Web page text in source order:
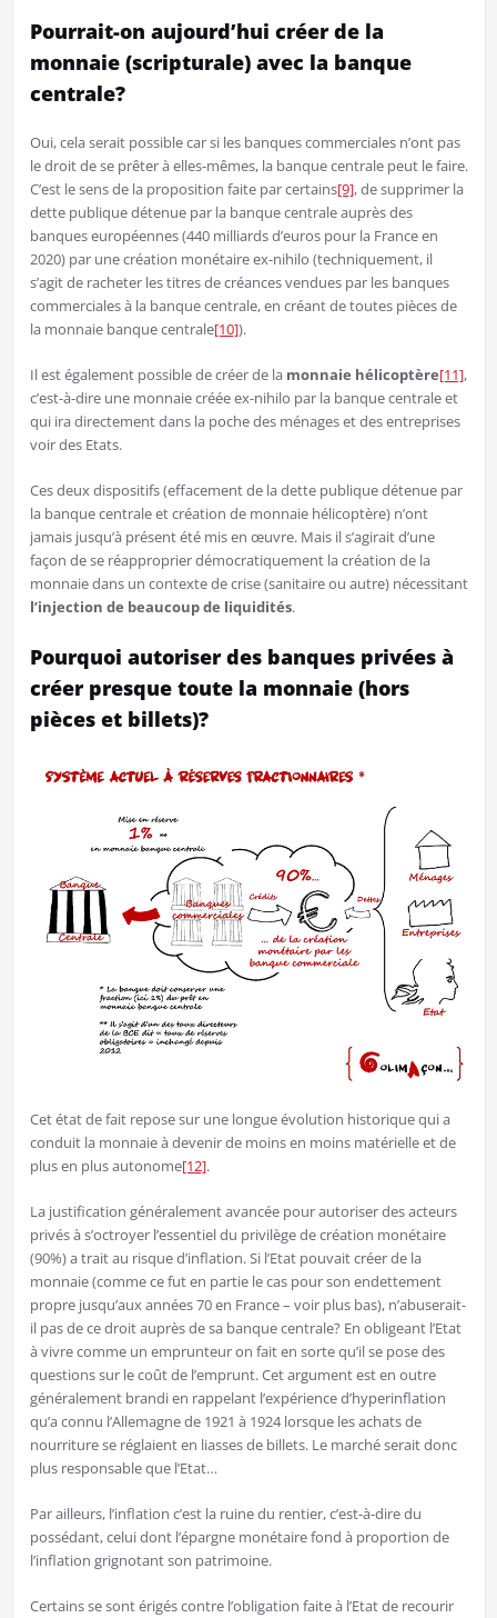
Pourrait-on aujourd’hui créer de la
monnaie (scripturale) avec la banque
centrale?
Oui, cela serait possible car si les banques commerciales n’ont pas
le droit de se prêter à elles-mêmes, la banque centrale peut le faire.
C’est le sens de la proposition faite par certains[9], de supprimer la
dette publique détenue par la banque centrale auprès des
banques européennes (440 milliards d’euros pour la France en
2020) par une création monétaire ex-nihilo (techniquement, il
s’agit de racheter les titres de créances vendues par les banques
commerciales à la banque centrale, en créant de toutes pièces de
la monnaie banque centrale[10]).
Il est également possible de créer de la monnaie hélicoptère[11],
c’est-à-dire une monnaie créée ex-nihilo par la banque centrale et
qui ira directement dans la poche des ménages et des entreprises
voir des Etats.
Ces deux dispositifs (effacement de la dette publique détenue par
la banque centrale et création de monnaie hélicoptère) n’ont
jamais jusqu’à présent été mis en œuvre. Mais il s’agirait d’une
façon de se réapproprier démocratiquement la création de la
monnaie dans un contexte de crise (sanitaire ou autre) nécessitant
l’injection de beaucoup de liquidités.
Pourquoi autoriser des banques privées à
créer presque toute la monnaie (hors
pièces et billets)?
Cet état de fait repose sur une longue évolution historique qui a
conduit la monnaie à devenir de moins en moins matérielle et de
plus en plus autonome[12].
La justification généralement avancée pour autoriser des acteurs
privés à s’octroyer l’essentiel du privilège de création monétaire
(90%) a trait au risque d’inflation. Si l’Etat pouvait créer de la
monnaie (comme ce fut en partie le cas pour son endettement
propre jusqu’aux années 70 en France – voir plus bas), n’abuserait-
il pas de ce droit auprès de sa banque centrale? En obligeant l’Etat
à vivre comme un emprunteur on fait en sorte qu’il se pose des
questions sur le coût de l’emprunt. Cet argument est en outre
généralement brandi en rappelant l’expérience d’hyperinflation
qu’a connu l’Allemagne de 1921 à 1924 lorsque les achats de
nourriture se réglaient en liasses de billets. Le marché serait donc
plus responsable que l’Etat…
Par ailleurs, l’inflation c’est la ruine du rentier, c’est-à-dire du
possédant, celui dont l’épargne monétaire fond à proportion de
l’inflation grignotant son patrimoine.
Certains se sont érigés contre l’obligation faite à l’Etat de recourir